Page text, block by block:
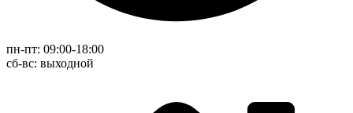
пн-пт: 09:00-18:00
cб-вс: выходной